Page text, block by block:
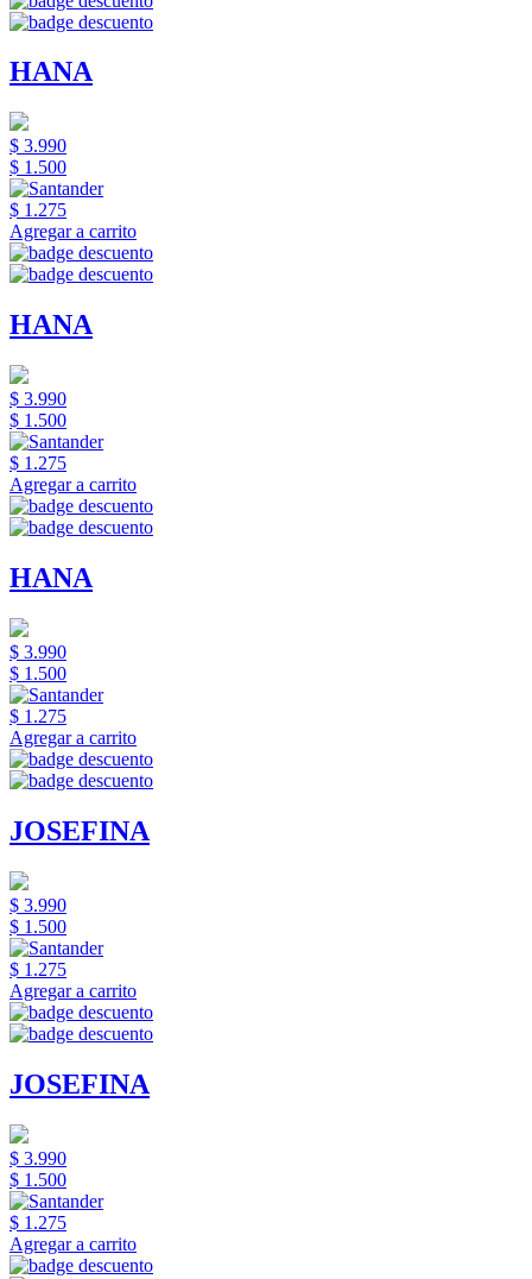
HANA
$ 3.990
$ 1.500
$ 1.275
Agregar a carrito
HANA
$ 3.990
$ 1.500
$ 1.275
Agregar a carrito
HANA
$ 3.990
$ 1.500
$ 1.275
Agregar a carrito
JOSEFINA
$ 3.990
$ 1.500
$ 1.275
Agregar a carrito
JOSEFINA
$ 3.990
$ 1.500
$ 1.275
Agregar a carrito